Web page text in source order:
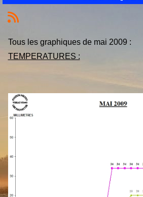
Tous les graphiques de mai 2009 :
TEMPERATURES :